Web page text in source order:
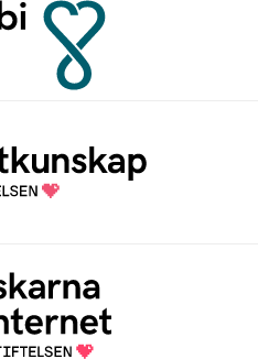
säker åtkomst till
vård, hälsa och
hjälper dig att bli en
internetanvändare
och internet
svenska folkets